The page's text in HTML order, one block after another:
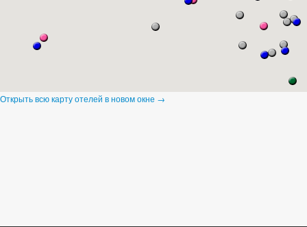
Открыть всю карту отелей в новом окне →